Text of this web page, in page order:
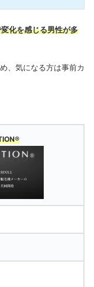
化を感じる男性が多
、気になる方は事前カ